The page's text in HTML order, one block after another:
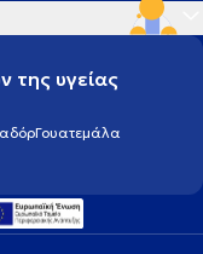
της υγείας
Γουατεμάλα